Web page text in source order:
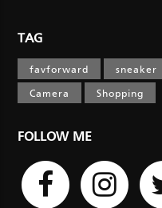
TAG
favforward sneaker
Camera
Shopping
FOLLOW ME